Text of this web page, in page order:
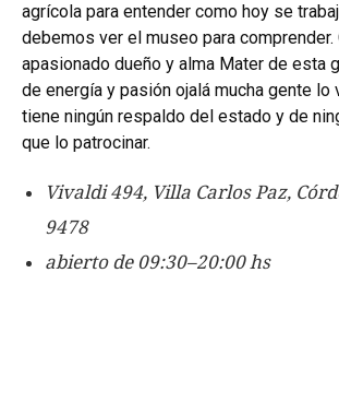
agrícola para entender como hoy se
debemos ver el museo para comprender.
apasionado dueño y alma Mater de esta
de energía y pasión ojalá mucha gente lo
tiene ningún respaldo del estado y de
que lo patrocinar.
Vivaldi 494, Villa Carlos Paz,
9478
abierto de 09:30–20:00 hs